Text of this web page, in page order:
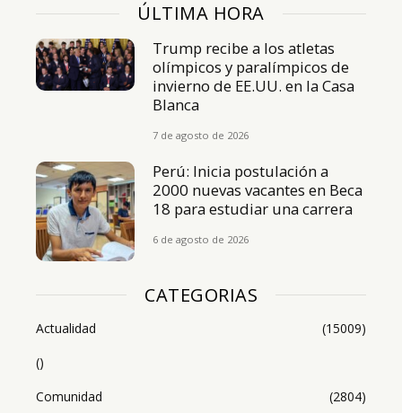
ÚLTIMA HORA
Trump recibe a los atletas
olímpicos y paralímpicos de
invierno de EE.UU. en la Casa
Blanca
7 de agosto de 2026
Perú: Inicia postulación a
2000 nuevas vacantes en Beca
18 para estudiar una carrera
6 de agosto de 2026
CATEGORIAS
Actualidad
(15009)
()
Comunidad
(2804)